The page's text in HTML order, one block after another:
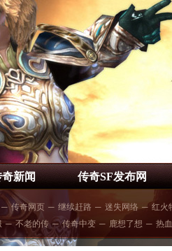
新闻 传奇SF发布网
─ 传奇网页 ─ 继续赶路 ─ 迷失网络 ─ 红火
─ 不老的传 ─ 传奇中变 ─ 鹿想了想 ─ 热